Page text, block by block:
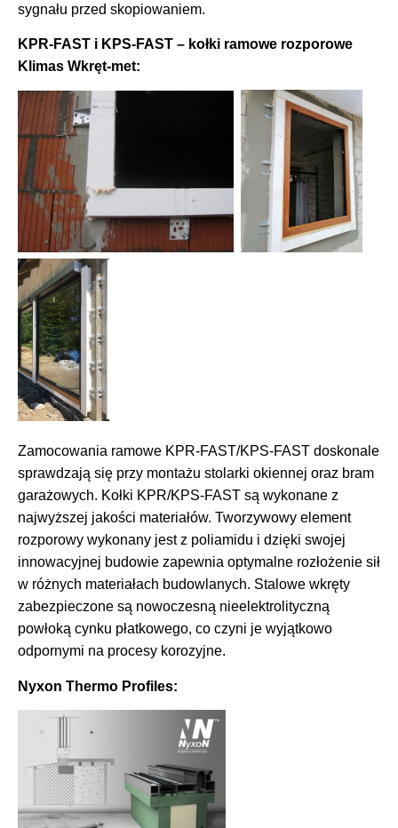
sygnału przed skopiowaniem.
KPR-FAST i KPS-FAST – kołki ramowe rozporowe
Klimas Wkręt-met:
Zamocowania ramowe KPR-FAST/KPS-FAST doskonale
sprawdzają się przy montażu stolarki okiennej oraz bram
garażowych. Kołki KPR/KPS-FAST są wykonane z
najwyższej jakości materiałów. Tworzywowy element
rozporowy wykonany jest z poliamidu i dzięki swojej
innowacyjnej budowie zapewnia optymalne rozłożenie sił
w różnych materiałach budowlanych. Stalowe wkręty
zabezpieczone są nowoczesną nieelektrolityczną
powłoką cynku płatkowego, co czyni je wyjątkowo
odpornymi na procesy korozyjne.
Nyxon Thermo Profiles: